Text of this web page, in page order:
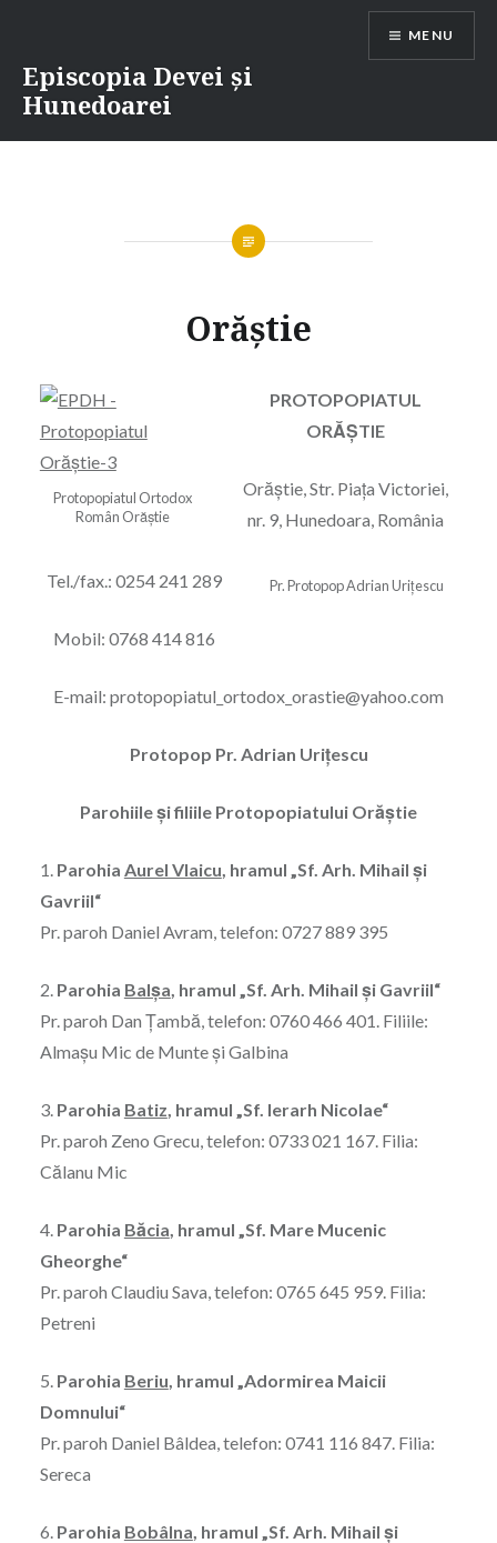
content
Episcopia Devei și
Hunedoarei
MENU
Orăștie
Protopopiatul Ortodox
Român Orăștie
Pr. Protopop Adrian Urițescu
PROTOPOPIATUL
ORĂŞTIE
Orăştie, Str. Piaţa Victoriei,
nr. 9, Hunedoara, România
Tel./fax.: 0254 241 289
Mobil: 0768 414 816
E-mail: protopopiatul_ortodox_orastie@yahoo.com
Protopop Pr. Adrian Urițescu
Parohiile și filiile Protopopiatului Orăștie
1. Parohia Aurel Vlaicu , hramul „Sf. Arh. Mihail şi
Gavriil“
Pr. paroh Daniel Avram, telefon: 0727 889 395
2. Parohia Balşa , hramul „Sf. Arh. Mihail și Gavriil“
Pr. paroh Dan Țambă, telefon: 0760 466 401. Filiile:
Almașu Mic de Munte și Galbina
3. Parohia Batiz , hramul „Sf. Ierarh Nicolae“
Pr. paroh Zeno Grecu, telefon: 0733 021 167. Filia:
Călanu Mic
4. Parohia Băcia , hramul „Sf. Mare Mucenic
Gheorghe“
Pr. paroh Claudiu Sava, telefon: 0765 645 959. Filia:
Petreni
5. Parohia Beriu , hramul „Adormirea Maicii
Domnului“
Pr. paroh Daniel Bâldea, telefon: 0741 116 847. Filia:
Sereca
6. Parohia Bobâlna , hramul „Sf. Arh. Mihail şi